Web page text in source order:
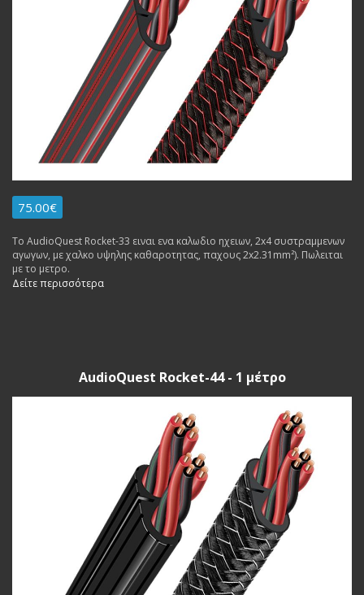
75.00€
To AudioQuest Rocket-33 ειναι ενα καλωδιο ηχειων, 2x4 συστραμμενων
αγωγων, με χαλκο υψηλης καθαροτητας, παχους 2x2.31mm²). Πωλειται
με το μετρο.
Δείτε περισσότερα
AudioQuest Rocket-44 - 1 μέτρο